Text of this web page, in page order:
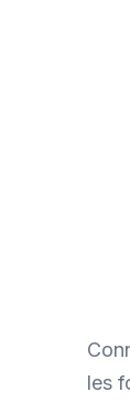
les